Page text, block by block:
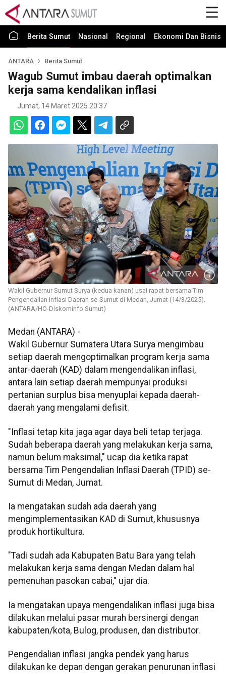
Berita Sumut Nasional Regional Ekonomi Dan Bisnis
ANTARA Berita Sumut
Wagub Sumut imbau daerah optimalkan
kerja sama kendalikan inflasi
Jumat, 14 Maret 2025 20:37
Wakil Gubernur Sumut Surya (kedua kanan) usai rapat bersama Tim
Pengendalian Inflasi Daerah se-Sumut di Medan, Jumat (14/3/2025).
(ANTARA/HO-Diskominfo Sumut)
Medan (ANTARA) -
Wakil Gubernur Sumatera Utara Surya mengimbau
setiap daerah mengoptimalkan program kerja sama
antar-daerah (KAD) dalam mengendalikan inflasi,
antara lain setiap daerah mempunyai produksi
pertanian surplus bisa menyuplai kepada daerah-
daerah yang mengalami defisit.
"Inflasi tetap kita jaga agar daya beli tetap terjaga.
Sudah beberapa daerah yang melakukan kerja sama,
namun belum maksimal," ucap dia ketika rapat
bersama Tim Pengendalian Inflasi Daerah (TPID) se-
Sumut di Medan, Jumat.
Ia mengatakan sudah ada daerah yang
mengimplementasikan KAD di Sumut, khususnya
produk hortikultura.
"Tadi sudah ada Kabupaten Batu Bara yang telah
melakukan kerja sama dengan Medan dalam hal
pemenuhan pasokan cabai," ujar dia.
Ia mengatakan upaya mengendalikan inflasi juga bisa
dilakukan melalui pasar murah bersinergi dengan
kabupaten/kota, Bulog, produsen, dan distributor.
Pengendalian inflasi jangka pendek yang harus
dilakukan ke depan dengan gerakan penurunan inflasi